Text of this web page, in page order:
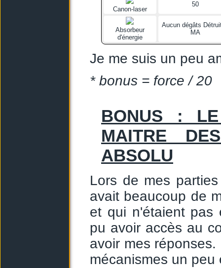
Canon-laser
50
Absorbeur
d'énergie
Aucun dégâts
MA
Je me suis un peu
* bonus = force / 20
BONUS :
MAITRE
ABSOLU
Lors de mes
avait beaucoup de
et qui n'étaient pas
pu avoir accès au
avoir mes
mécanismes un